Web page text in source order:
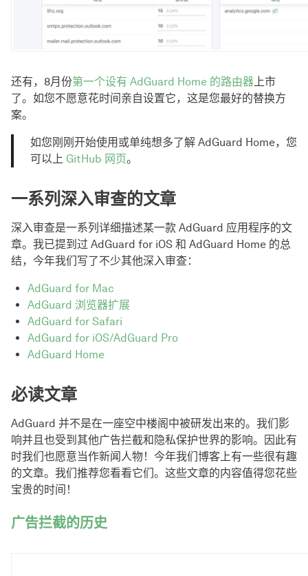
还有，8月份第一个设有 AdGuard Home 的路由器上市
了。如您不愿意花时间亲自设置它，这是您最好的替换方
案。
如您刚刚开始使用或单纯想多了解 AdGuard Home，您
可以上 GitHub 网页。
一系列深入审查的文章
深入审查是一系列详细描述某一款 AdGuard 应用程序的文
章。我已提到过 AdGuard for iOS 和 AdGuard Home 的总
结，今年我们写了不少其他深入审查：
AdGuard for Mac
AdGuard 浏览器扩展
AdGuard for Safari
AdGuard for iOS/AdGuard Pro
AdGuard Home
必读文章
AdGuard 并不是在一座空中楼阁中被研发出来的。我们影
响并且也受到其他广告拦截和隐私保护世界的影响。因此有
时我们也愿意当作新闻人物！今年我们博客上有一些很有趣
的文章。我们推荐您看看它们。这些文章的内容值得您花些
宝贵的时间！
广告拦截的历史